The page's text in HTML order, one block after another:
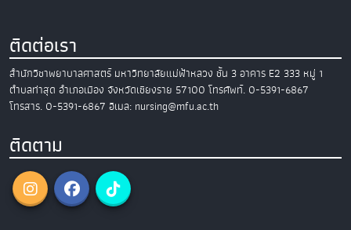
ติดต่อเรา
สำนักวิชาพยาบาลศาสตร์ มหาวิทยาลัยแม่ฟ้าหลวง ชั้น 3 อาคาร E2 333 หมู่ 1
ตำบลท่าสุด อำเภอเมือง จังหวัดเชียงราย 57100 โทรศัพท์. 0-5391-6867
โทรสาร. 0-5391-6867 อีเมล: nursing@mfu.ac.th
ติดตาม